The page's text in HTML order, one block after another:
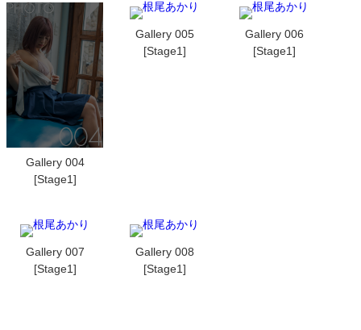
Gallery 004
[Stage1]
Gallery 005
[Stage1]
Gallery 006
[Stage1]
Gallery 007
[Stage1]
Gallery 008
[Stage1]